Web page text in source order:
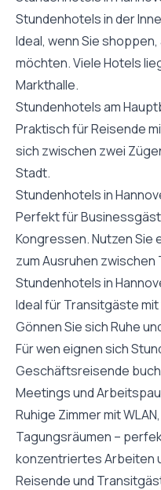
Stundenhotels in der
Ideal, wenn Sie
möchten. Viele Hotels
Markthalle.
Stundenhotels am
Praktisch für Reisende
sich zwischen zwei
Stadt.
Stundenhotels in
Perfekt für
Kongressen. Nutzen Sie
zum Ausruhen zwischen
Stundenhotels in
Ideal für Transitgäste
Gönnen Sie sich Ruhe
Für wen eignen sich
Geschäftsreisende
Meetings und
Ruhige Zimmer mit
Tagungsräumen –
konzentriertes Arbeiten
Reisende und